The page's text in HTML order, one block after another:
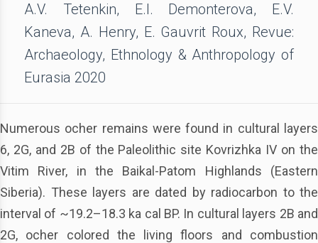
A.V. Tetenkin, E.I. Demonterova, E.V.
Kaneva, A. Henry, E. Gauvrit Roux, Revue:
Archaeology, Ethnology & Anthropology of
Eurasia 2020
Numerous ocher remains were found in cultural layers
6, 2G, and 2B of the Paleolithic site Kovrizhka IV on the
Vitim River, in the Baikal-Patom Highlands (Eastern
Siberia). These layers are dated by radiocarbon to the
interval of ~19.2–18.3 ka cal BP. In cultural layers 2B and
2G, ocher colored the living floors and combustion